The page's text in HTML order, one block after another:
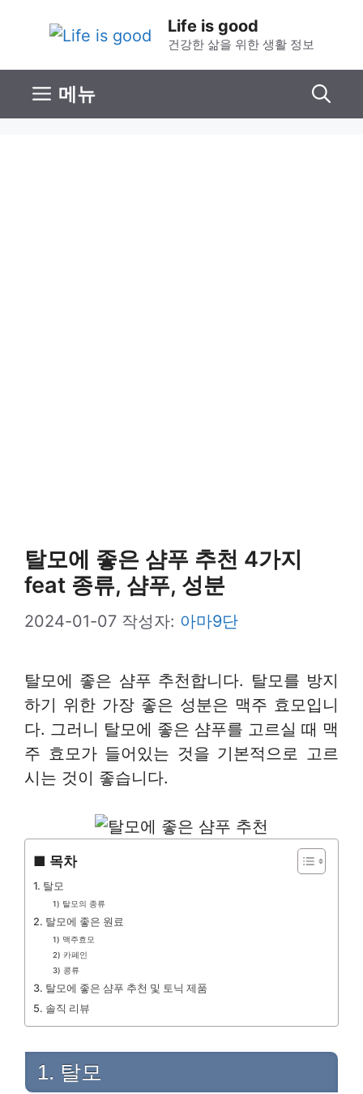
Life is good
건강한 삶을 위한 생활 정보
메뉴
탈모에 좋은 샴푸 추천 4가지
feat 종류, 샴푸, 성분
2024-01-07 작성자: 아마9단
탈모에 좋은 샴푸 추천합니다. 탈모를 방지
하기 위한 가장 좋은 성분은 맥주 효모입니
다. 그러니 탈모에 좋은 샴푸를 고르실 때 맥
주 효모가 들어있는 것을 기본적으로 고르
시는 것이 좋습니다.
■ 목차
1. 탈모
1) 탈모의 종류
2. 탈모에 좋은 원료
1) 맥주효모
2) 카페인
3) 콩류
3. 탈모에 좋은 샴푸 추천 및 토닉 제품
5. 솔직 리뷰
1. 탈모